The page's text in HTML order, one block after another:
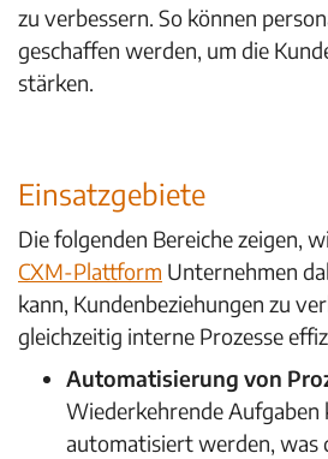
zu verbessern. So können
geschaffen werden, um die
stärken.
Einsatzgebiete
Die folgenden Bereiche zeigen,
CXM-Plattform Unternehmen
kann, Kundenbeziehungen zu
gleichzeitig interne Prozesse
Automatisierung von
Wiederkehrende Aufgaben
automatisiert werden, was